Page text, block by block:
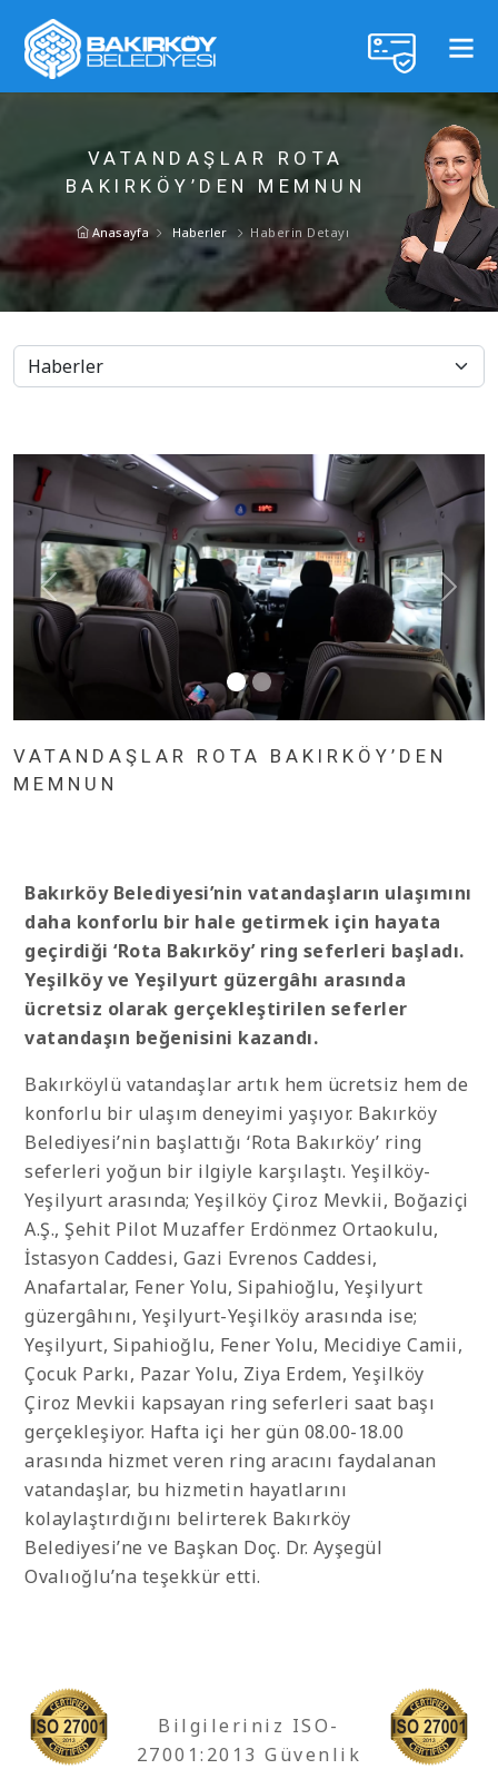
VATANDAŞLAR ROTA
BAKIRKÖY’DEN MEMNUN
Anasayfa Haberler Haberin Detayı
VATANDAŞLAR ROTA BAKIRKÖY’DEN
MEMNUN
Bakırköy Belediyesi’nin vatandaşların ulaşımını
daha konforlu bir hale getirmek için hayata
geçirdiği ‘Rota Bakırköy’ ring seferleri başladı.
Yeşilköy ve Yeşilyurt güzergâhı arasında
ücretsiz olarak gerçekleştirilen seferler
vatandaşın beğenisini kazandı.
Bakırköylü vatandaşlar artık hem ücretsiz hem de
konforlu bir ulaşım deneyimi yaşıyor. Bakırköy
Belediyesi’nin başlattığı ‘Rota Bakırköy’ ring
seferleri yoğun bir ilgiyle karşılaştı. Yeşilköy-
Yeşilyurt arasında; Yeşilköy Çiroz Mevkii, Boğaziçi
A.Ş., Şehit Pilot Muzaffer Erdönmez Ortaokulu,
İstasyon Caddesi, Gazi Evrenos Caddesi,
Anafartalar, Fener Yolu, Sipahioğlu, Yeşilyurt
güzergâhını, Yeşilyurt-Yeşilköy arasında ise;
Yeşilyurt, Sipahioğlu, Fener Yolu, Mecidiye Camii,
Çocuk Parkı, Pazar Yolu, Ziya Erdem, Yeşilköy
Çiroz Mevkii kapsayan ring seferleri saat başı
gerçekleşiyor. Hafta içi her gün 08.00-18.00
arasında hizmet veren ring aracını faydalanan
vatandaşlar, bu hizmetin hayatlarını
kolaylaştırdığını belirterek Bakırköy
Belediyesi’ne ve Başkan Doç. Dr. Ayşegül
Ovalıoğlu’na teşekkür etti.
Bilgileriniz ISO-
27001:2013 Güvenlik